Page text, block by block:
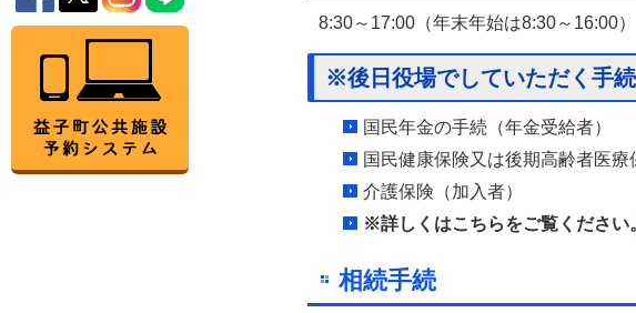
8:30～17:00（年末年始は8:30～16:00）
※後日役場でしていただく手
国民年金の手続（年金受給者）
国民健康保険又は後期高齢者医療
介護保険（加入者）
※詳しくはこちらをご覧ください
相続手続